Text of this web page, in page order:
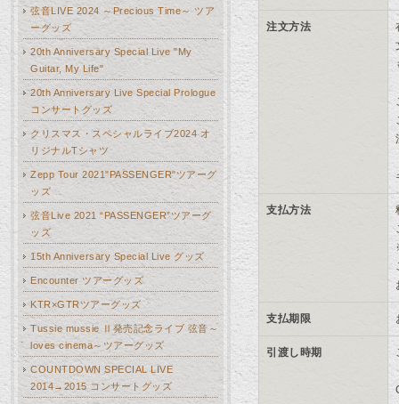
弦音LIVE 2024 ～Precious Time～ ツア
ーグッズ
20th Anniversary Special Live "My
Guitar, My Life"
20th Anniversary Live Special Prologue
コンサートグッズ
クリスマス・スペシャルライブ2024 オ
リジナルTシャツ
Zepp Tour 2021"PASSENGER"ツアーグ
ッズ
弦音Live 2021 “PASSENGER”ツアーグ
ッズ
15th Anniversary Special Live グッズ
Encounter ツアーグッズ
KTR×GTRツアーグッズ
Tussie mussie Ⅱ発売記念ライブ 弦音～
loves cinema～ツアーグッズ
COUNTDOWN SPECIAL LIVE
2014→2015 コンサートグッズ
注文方法
支払方法
支払期限
引渡し時期